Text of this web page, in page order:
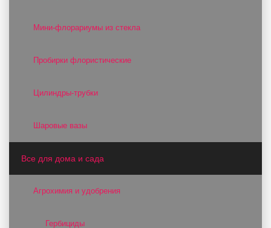
Мини-флорариумы из стекла
Пробирки флористические
Цилиндры-трубки
Шаровые вазы
Все для дома и сада
Агрохимия и удобрения
Гербициды